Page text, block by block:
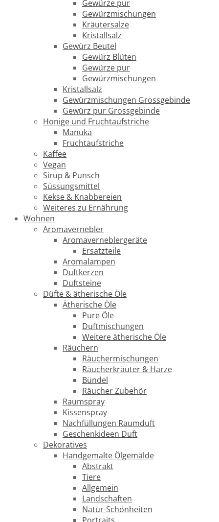
Gewürze pur
Gewürzmischungen
Kräutersalze
Kristallsalz
Gewürz Beutel
Gewürz Blüten
Gewürze pur
Gewürzmischungen
Kristallsalz
Gewürzmischungen Grossgebinde
Gewürz pur Grossgebinde
Honige und Fruchtaufstriche
Manuka
Fruchtaufstriche
Kaffee
Vegan
Sirup & Punsch
Süssungsmittel
Kekse & Knabbereien
Weiteres zu Ernährung
Wohnen
Aromavernebler
Aromaverneblergeräte
Ersatzteile
Aromalampen
Duftkerzen
Duftsteine
Düfte & ätherische Öle
Ätherische Öle
Pure Öle
Duftmischungen
Weitere ätherische Öle
Räuchern
Räuchermischungen
Räucherkräuter & Harze
Bündel
Räucher Zubehör
Raumspray
Kissenspray
Nachfüllungen Raumduft
Geschenkideen Duft
Dekoratives
Handgemalte Ölgemälde
Abstrakt
Tiere
Allgemein
Landschaften
Natur-Schönheiten